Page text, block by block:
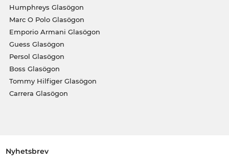
Humphreys Glasögon
Marc O Polo Glasögon
Emporio Armani Glasögon
Guess Glasögon
Persol Glasögon
Boss Glasögon
Tommy Hilfiger Glasögon
Carrera Glasögon
Nyhetsbrev